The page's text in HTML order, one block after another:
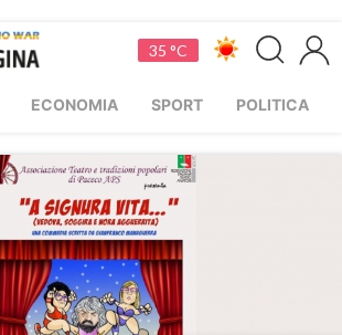
35 °C
ECONOMIA SPORT POLITICA